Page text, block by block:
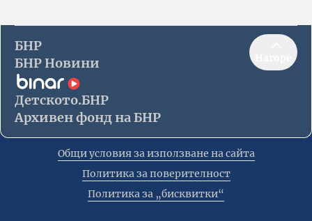
БНР
БНР Новини
Детското.БНР
Архивен фонд на БНР
Общи условия за използване на сайта
Политика за поверителност
Политика за „бисквитки“